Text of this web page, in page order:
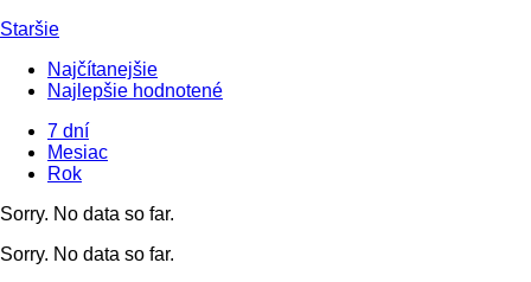
Staršie
Najčítanejšie
Najlepšie hodnotené
7 dní
Mesiac
Rok
Sorry. No data so far.
Sorry. No data so far.